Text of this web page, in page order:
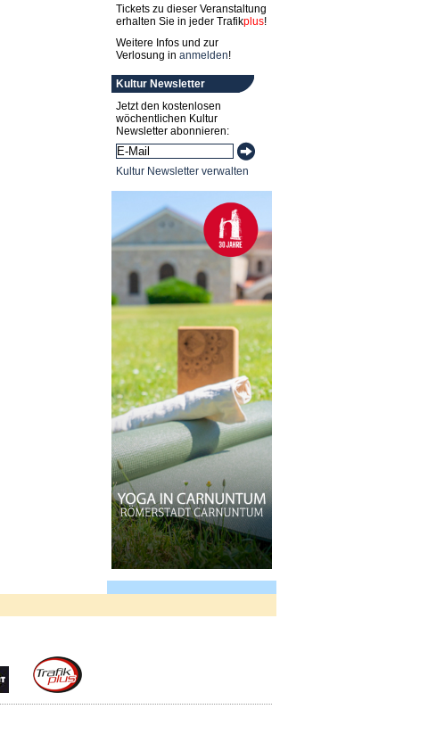
Tickets zu dieser Veranstaltung
erhalten Sie in jeder Trafikplus!
Weitere Infos und zur
Verlosung in anmelden!
Kultur Newsletter
Jetzt den kostenlosen
wöchentlichen Kultur
Newsletter abonnieren:
Kultur Newsletter verwalten